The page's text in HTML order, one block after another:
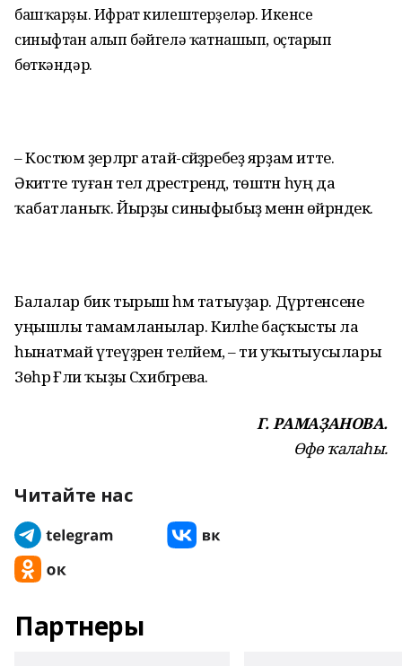
башҡарҙы. Ифрат килештерҙеләр. Икенсе
синыфтан алып бәйгелә ҡатнашып, оҫтарып
бөткәндәр.
– Костюм әҙерләргә атай-әсәй­ҙәребеҙ ярҙам итте.
Әкиәтте туған тел дәрестәрендә, төштән һуң да
ҡабатланыҡ. Йырҙы синыфыбыҙ менән өйрәндек.
Балалар бик тырыш һәм татыуҙар. Дүртенсене
уңышлы тамамланылар. Киләһе баҫ­ҡысты ла
һынатмай үтеүҙәрен теләйем, – ти уҡытыусылары
Зөһрә Ғәли ҡыҙы Сәхибгәрәева.
Г. РАМАҘАНОВА.
Өфө ҡалаһы.
Читайте нас
Партнеры